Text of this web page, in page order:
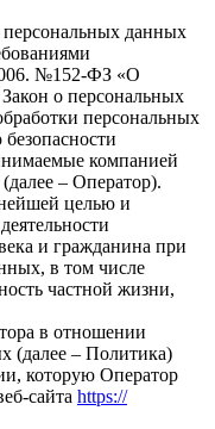
данных
№152-ФЗ «О
о персональных
персональных
компанией
– Оператор).
целью и
и гражданина при
в том числе
частной жизни,
в отношении
(далее – Политика)
которую Оператор
сайта https://